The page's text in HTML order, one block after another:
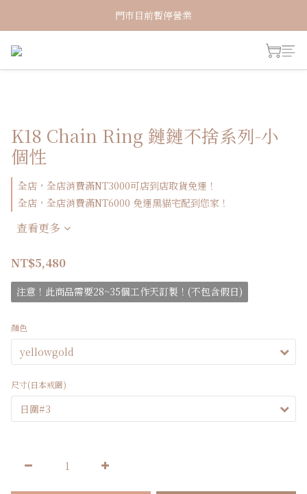
新加入會員！即享有NT150購物金
門市目前暫停營業
K18 Chain Ring 鏈鏈不捨系列-小
個性
全店，全店消費滿NT3000可店到店取貨免運！
全店，全店消費滿NT6000 免運黑貓宅配到您家！
查看更多
NT$5,480
注意！此商品需要28~35個工作天訂製！(不包含假日)
顏色
尺寸(日本戒圍)